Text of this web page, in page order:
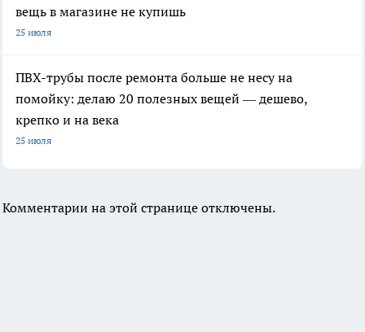
вещь в магазине не купишь
25 июля
ПВХ-трубы после ремонта больше не несу на
помойку: делаю 20 полезных вещей — дешево,
крепко и на века
25 июля
Комментарии на этой странице отключены.